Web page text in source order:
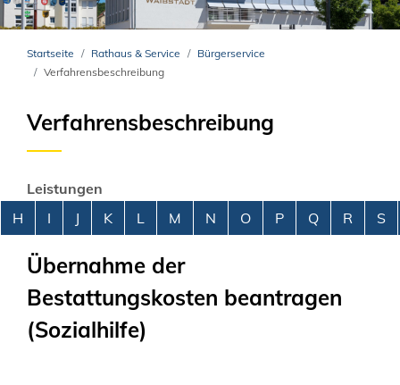
Startseite Rathaus & Service
Bürgerservice
Verfahrensbeschreibung
Verfahrensbeschreibung
Leistungen
Alphabetisches Register überspringen
H I J K L M N O P Q R S
Übernahme der
Bestattungskosten beantragen
(Sozialhilfe)